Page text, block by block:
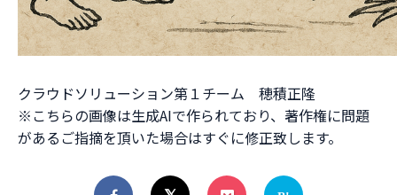
クラウドソリューション第１チーム 穂積正隆
※こちらの画像は生成AIで作られており、著作権に問題
があるご指摘を頂いた場合はすぐに修正致します。